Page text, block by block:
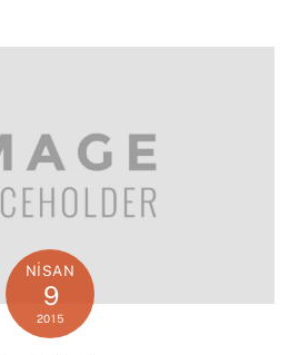
NISAN
9
2015